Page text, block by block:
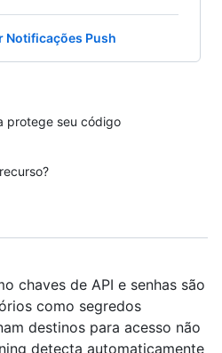
Notificações Push
protege seu código
chaves de API e senhas são
como segredos
destinos para acesso não
detecta automaticamente